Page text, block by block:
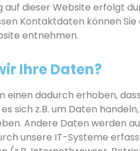
auf dieser Website erfolgt
Kontaktdaten können Sie
entnehmen.
Ihre Daten?
einen dadurch erhoben,
sich z.B. um Daten handeln,
Andere Daten werden
unsere IT-Systeme